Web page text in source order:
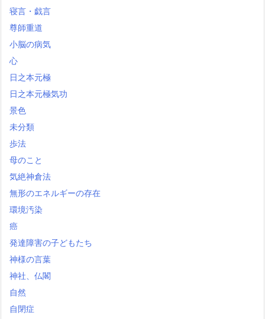
寝言・戯言
尊師重道
小脳の病気
心
日之本元極
日之本元極気功
景色
未分類
歩法
母のこと
気絶神倉法
無形のエネルギーの存在
環境汚染
癌
発達障害の子どもたち
神様の言葉
神社、仏閣
自然
自閉症